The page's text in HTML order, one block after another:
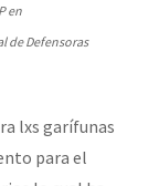
en
de Defensoras
lxs garífunas
para el